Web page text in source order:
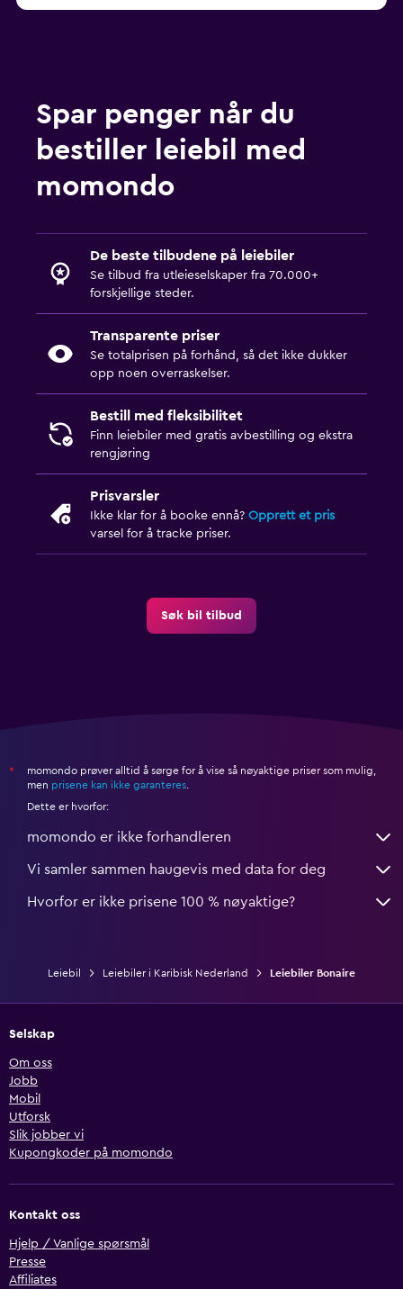
Spar penger når du
bestiller leiebil med
momondo
De beste tilbudene på leiebiler
Se tilbud fra utleieselskaper fra 70.000+
forskjellige steder.
Transparente priser
Se totalprisen på forhånd, så det ikke dukker
opp noen overraskelser.
Bestill med fleksibilitet
Finn leiebiler med gratis avbestilling og ekstra
rengjøring
Prisvarsler
Ikke klar for å booke ennå? Opprett et pris
varsel for å tracke priser.
Søk bil tilbud
*
momondo prøver alltid å sørge for å vise så nøyaktige priser som mulig,
men prisene kan ikke garanteres.
Dette er hvorfor:
momondo er ikke forhandleren
Vi samler sammen haugevis med data for deg
Hvorfor er ikke prisene 100 % nøyaktige?
Leiebil Leiebiler i Karibisk Nederland Leiebiler Bonaire
Selskap
Om oss
Jobb
Mobil
Utforsk
Slik jobber vi
Kupongkoder på momondo
Kontakt oss
Hjelp / Vanlige spørsmål
Presse
Affiliates